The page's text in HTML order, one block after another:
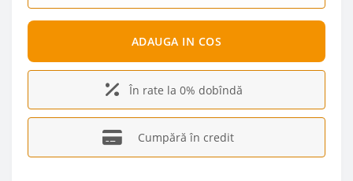
ADAUGA IN COS
În rate la 0% dobîndă
Cumpără în credit